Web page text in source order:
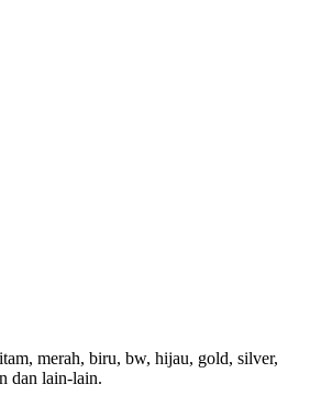
merah, biru, bw, hijau, gold, silver,
dan lain-lain.